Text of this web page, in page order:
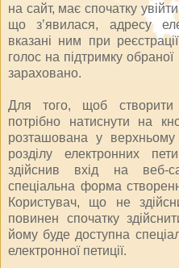
на сайт, має спочатку
що з’явилася, адресу
вказані ним при
голос на підтримку обраної
зараховано.
Для того, щоб створити
потрібно натиснути на
розташована у верхньому
розділу електронних
здійснив вхід на веб-
спеціальна форма
Користувач, що не
повинен спочатку
йому буде доступна
електронної петиції.